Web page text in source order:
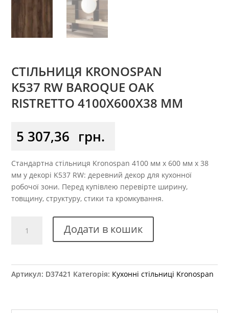
СТІЛЬНИЦЯ KRONOSPAN
K537 RW BAROQUE OAK
RISTRETTO 4100X600X38 ММ
5 307,36 грн.
Стандартна стільниця Kronospan 4100 мм x 600 мм x 38
мм у декорі K537 RW: деревний декор для кухонної
робочої зони. Перед купівлею перевірте ширину,
товщину, структуру, стики та кромкування.
Kronospan
Oak
Додати в кошик
Артикул: D37421 Категорія: Кухонні стільниці Kronospan